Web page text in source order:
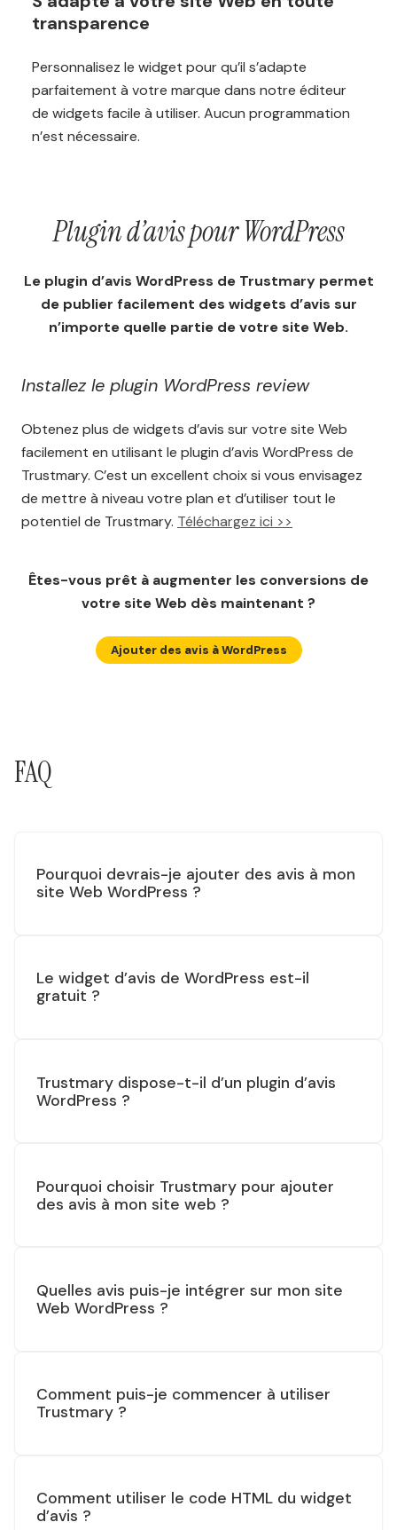
transparence
Personnalisez le widget pour qu’il s’adapte
parfaitement à votre marque dans notre éditeur
de widgets facile à utiliser. Aucun programmation
n’est nécessaire.
Plugin d’avis pour WordPress
Le plugin d’avis WordPress de Trustmary permet
de publier facilement des widgets d’avis sur
n’importe quelle partie de votre site Web.
Installez le plugin WordPress review
Obtenez plus de widgets d’avis sur votre site Web
facilement en utilisant le plugin d’avis WordPress de
Trustmary. C’est un excellent choix si vous envisagez
de mettre à niveau votre plan et d’utiliser tout le
potentiel de Trustmary. Téléchargez ici >>
Êtes-vous prêt à augmenter les conversions de
votre site Web dès maintenant ?
Ajouter des avis à WordPress
FAQ
Pourquoi devrais-je ajouter des avis à mon
site Web WordPress ?
Le widget d’avis de WordPress est-il
gratuit ?
Trustmary dispose-t-il d’un plugin d’avis
WordPress ?
Pourquoi choisir Trustmary pour ajouter
des avis à mon site web ?
Quelles avis puis-je intégrer sur mon site
Web WordPress ?
Comment puis-je commencer à utiliser
Trustmary ?
Comment utiliser le code HTML du widget
d’avis ?